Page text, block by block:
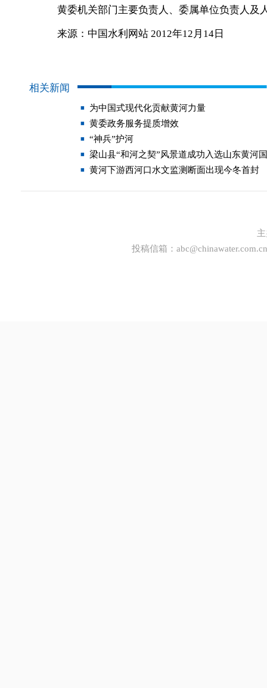
黄委机关部门主要负责人、委属单位负责人及
来源：中国水利网站 2012年12月14日
相关新闻
为中国式现代化贡献黄河力量
黄委政务服务提质增效
“神兵”护河
梁山县“和河之契”风景道成功入选山东黄河
黄河下游西河口水文监测断面出现今冬首封
投稿信箱： abc@chinawater.com.cn